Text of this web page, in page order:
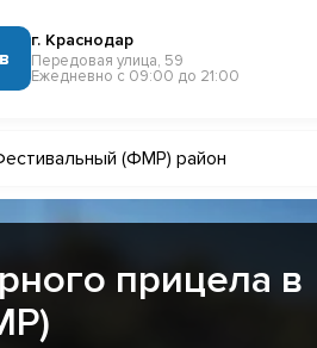
г. Краснодар
Передовая улица, 59
Ежедневно с 09:00 до 21:00
(ФМР) район
прицела в